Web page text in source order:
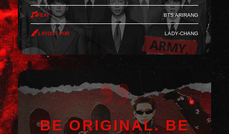
Feat BTS Arirang
Layout por Lady-Chang
BE ORIGINAL. BE